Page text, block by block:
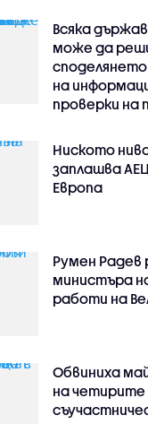
Всяка
може да
на
проверки на
Ниското
заплашва
Европа
Румен Радев
министъра
работи на
Обвиниха
на четирите